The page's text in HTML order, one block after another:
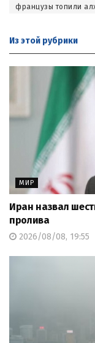
французы топили
Из этой рубрики
МИР
Иран назвал
пролива
2026/08/08, 19:55